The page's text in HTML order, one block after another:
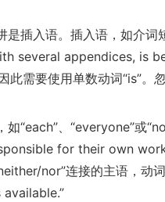
是插入语。插入语，如介
several appendices, is
此需要使用单数动词“is”。
如“each”、“everyone”或
for their own
nor”连接的主语，